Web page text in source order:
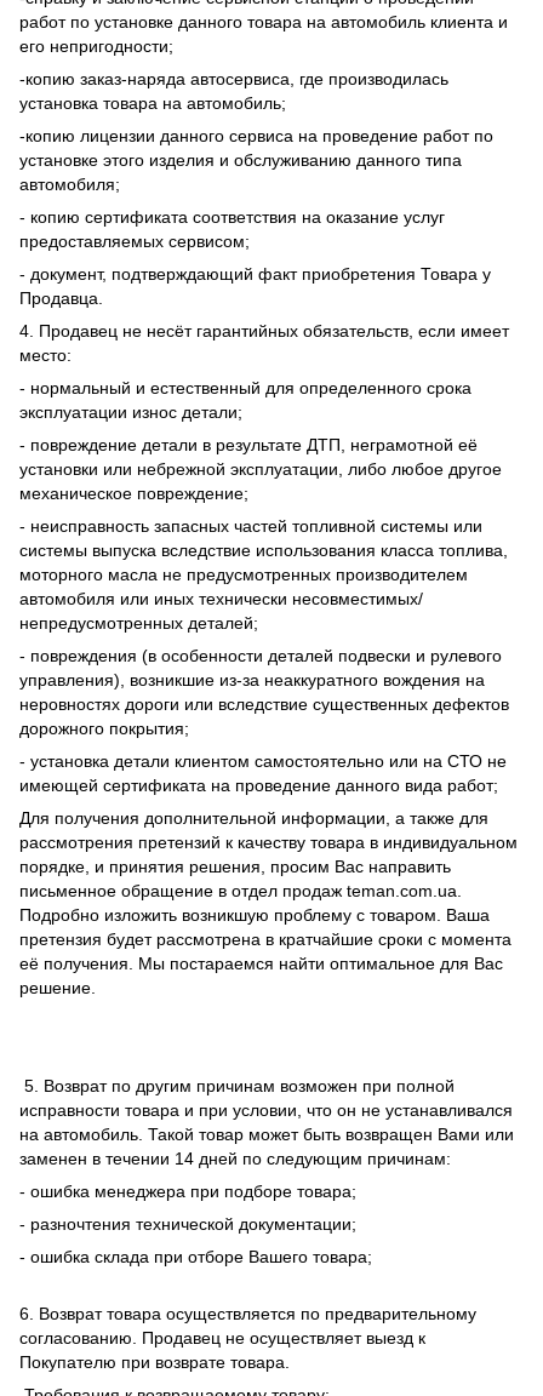
работ по установке данного товара на автомобиль клиента и
его непригодности;
-копию заказ-наряда автосервиса, где производилась
установка товара на автомобиль;
-копию лицензии данного сервиса на проведение работ по
установке этого изделия и обслуживанию данного типа
автомобиля;
- копию сертификата соответствия на оказание услуг
предоставляемых сервисом;
- документ, подтверждающий факт приобретения Товара у
Продавца.
4. Продавец не несёт гарантийных обязательств, если имеет
место:
- нормальный и естественный для определенного срока
эксплуатации износ детали;
- повреждение детали в результате ДТП, неграмотной её
установки или небрежной эксплуатации, либо любое другое
механическое повреждение;
- неисправность запасных частей топливной системы или
системы выпуска вследствие использования класса топлива,
моторного масла не предусмотренных производителем
автомобиля или иных технически несовместимых/
непредусмотренных деталей;
- повреждения (в особенности деталей подвески и рулевого
управления), возникшие из-за неаккуратного вождения на
неровностях дороги или вследствие существенных дефектов
дорожного покрытия;
- установка детали клиентом самостоятельно или на СТО не
имеющей сертификата на проведение данного вида работ;
Для получения дополнительной информации, а также для
рассмотрения претензий к качеству товара в индивидуальном
порядке, и принятия решения, просим Вас направить
письменное обращение в отдел продаж teman.com.ua.
Подробно изложить возникшую проблему с товаром. Ваша
претензия будет рассмотрена в кратчайшие сроки с момента
её получения. Мы постараемся найти оптимальное для Вас
решение.
5. Возврат по другим причинам возможен при полной
исправности товара и при условии, что он не устанавливался
на автомобиль. Такой товар может быть возвращен Вами или
заменен в течении 14 дней по следующим причинам:
- ошибка менеджера при подборе товара;
- разночтения технической документации;
- ошибка склада при отборе Вашего товара;
6. Возврат товара осуществляется по предварительному
согласованию. Продавец не осуществляет выезд к
Покупателю при возврате товара.